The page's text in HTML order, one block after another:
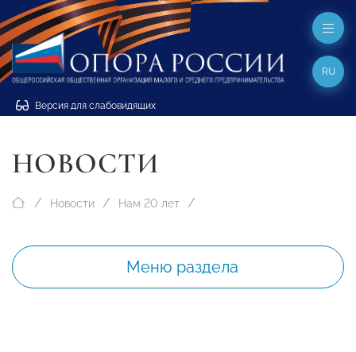
Версия для слабовидящих
RU
НОВОСТИ
Новости Нам 20 лет
Меню раздела